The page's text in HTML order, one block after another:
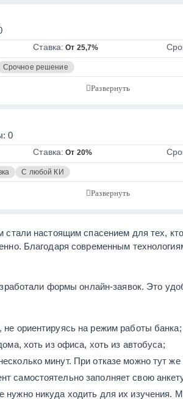
Ставка: От 25,7%
Срочное решение
0
Ставка: От 20%
С любой КИ
настоящим спасением для тех,
Благодаря современным
формы онлайн-заявок. Это
ориентируясь на режим работы банка;
хоть из офиса, хоть из автобуса;
минут. При отказе можно тут
самостоятельно заполняет свою
никуда ходить для их изучения.